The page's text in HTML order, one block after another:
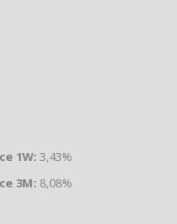
1W: 3,43%
3M: 8,08%